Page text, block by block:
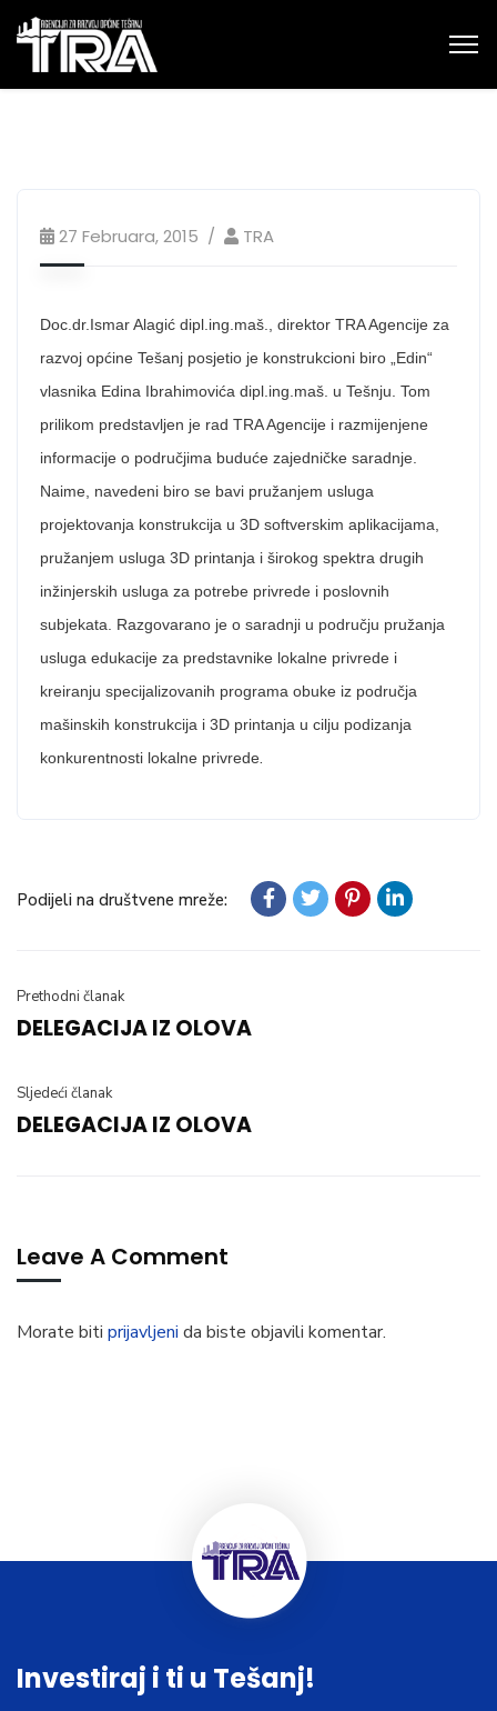
27 Februara, 2015 TRA
Doc.dr.Ismar Alagić dipl.ing.maš., direktor TRA Agencije za
razvoj općine Tešanj posjetio je konstrukcioni biro „Edin“
vlasnika Edina Ibrahimovića dipl.ing.maš. u Tešnju. Tom
prilikom predstavljen je rad TRA Agencije i razmijenjene
informacije o područjima buduće zajedničke saradnje.
Naime, navedeni biro se bavi pružanjem usluga
projektovanja konstrukcija u 3D softverskim aplikacijama,
pružanjem usluga 3D printanja i širokog spektra drugih
inžinjerskih usluga za potrebe privrede i poslovnih
subjekata. Razgovarano je o saradnji u području pružanja
usluga edukacije za predstavnike lokalne privrede i
kreiranju specijalizovanih programa obuke iz područja
mašinskih konstrukcija i 3D printanja u cilju podizanja
konkurentnosti lokalne privrede.
Podijeli na društvene mreže:
Prethodni članak
DELEGACIJA IZ OLOVA
Sljedeći članak
DELEGACIJA IZ OLOVA
Leave A Comment
Morate biti prijavljeni da biste objavili komentar.
Investiraj i ti u Tešanj!